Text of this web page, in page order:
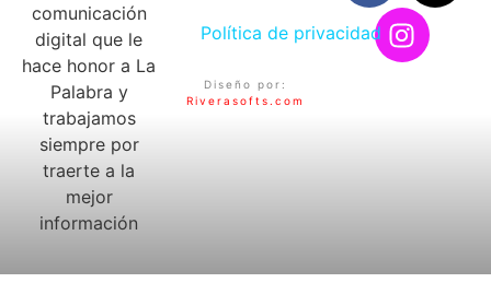
comunicación
digital que le
hace honor a La
Palabra y
trabajamos
siempre por
traerte a la
mejor
información
Política de privacidad
Diseño por:
Riverasofts.com